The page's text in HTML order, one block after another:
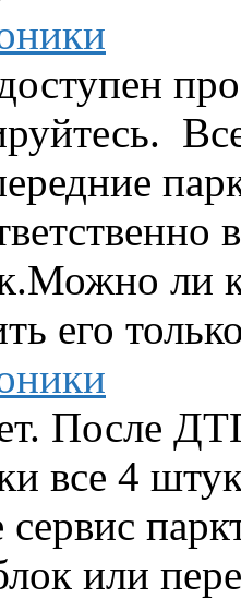
ли
его
После
все 4
или